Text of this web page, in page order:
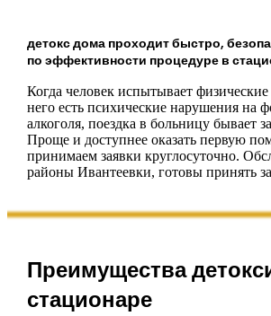
детокс дома проходит быстро,
по эффективности процедуре в
Когда человек испытывает
него есть психические нарушения на
алкоголя, поездка в больницу бывает
Проще и доступнее оказать первую
принимаем заявки круглосуточно.
районы Ивантеевки, готовы принять
Преимущества
стационаре